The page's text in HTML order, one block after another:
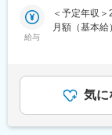
【配属先につ
※同社は「静
拠点体制です
【同社につい
■求人に関す
※100年以上
術によるも
給与
＜予定年収
月額（基本
績）■賞与：
も目安の金
月給(月額)は
気に